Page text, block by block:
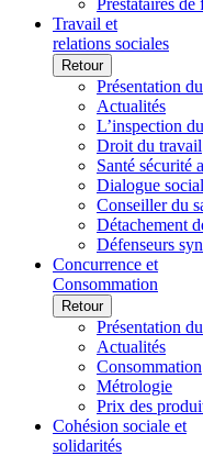
Prestataires
Travail et
relations sociales
Retour
Présentation
Actualités
L’inspection
Droit du travail
Santé sécurité
Dialogue
Conseiller du
Détachement
Défenseurs
Concurrence et
Consommation
Retour
Présentation
Actualités
Consommation
Métrologie
Prix des
Cohésion sociale et
solidarités